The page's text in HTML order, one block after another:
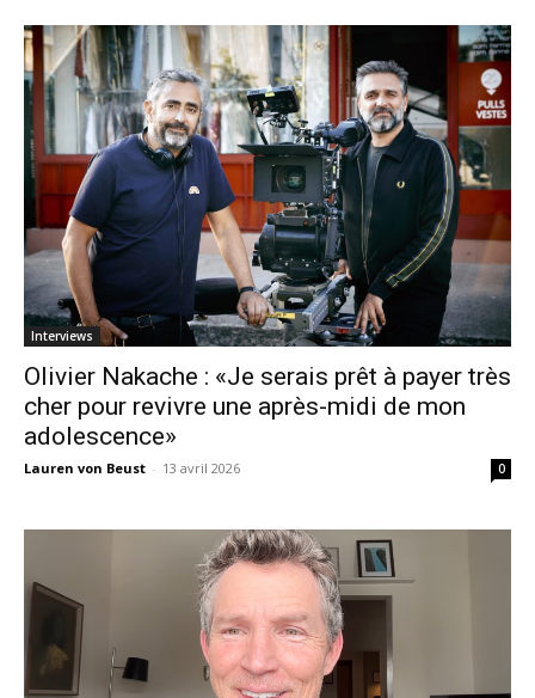
Interviews
Olivier Nakache : «Je serais prêt à payer très
cher pour revivre une après-midi de mon
adolescence»
Lauren von Beust - 13 avril 2026 0